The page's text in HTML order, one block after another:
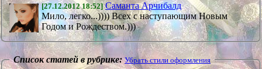
[27.12.2012 18:52] Саманта Арчибалд
Мило, легко...)))) Всех с наступающим Новым
Годом и Рождеством.)))
Список статей в рубрике: Убрать стили оформления